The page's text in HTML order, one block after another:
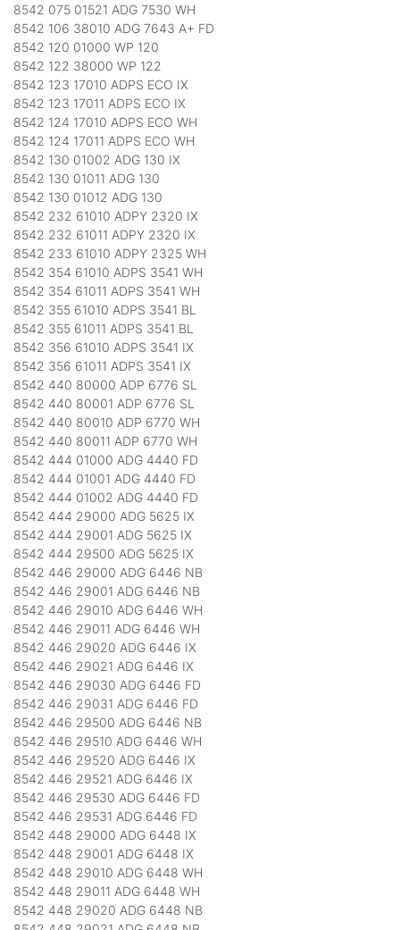
8542 075 01521 ADG 7530 WH
8542 106 38010 ADG 7643 A+ FD
8542 120 01000 WP 120
8542 122 38000 WP 122
8542 123 17010 ADPS ECO IX
8542 123 17011 ADPS ECO IX
8542 124 17010 ADPS ECO WH
8542 124 17011 ADPS ECO WH
8542 130 01002 ADG 130 IX
8542 130 01011 ADG 130
8542 130 01012 ADG 130
8542 232 61010 ADPY 2320 IX
8542 232 61011 ADPY 2320 IX
8542 233 61010 ADPY 2325 WH
8542 354 61010 ADPS 3541 WH
8542 354 61011 ADPS 3541 WH
8542 355 61010 ADPS 3541 BL
8542 355 61011 ADPS 3541 BL
8542 356 61010 ADPS 3541 IX
8542 356 61011 ADPS 3541 IX
8542 440 80000 ADP 6776 SL
8542 440 80001 ADP 6776 SL
8542 440 80010 ADP 6770 WH
8542 440 80011 ADP 6770 WH
8542 444 01000 ADG 4440 FD
8542 444 01001 ADG 4440 FD
8542 444 01002 ADG 4440 FD
8542 444 29000 ADG 5625 IX
8542 444 29001 ADG 5625 IX
8542 444 29500 ADG 5625 IX
8542 446 29000 ADG 6446 NB
8542 446 29001 ADG 6446 NB
8542 446 29010 ADG 6446 WH
8542 446 29011 ADG 6446 WH
8542 446 29020 ADG 6446 IX
8542 446 29021 ADG 6446 IX
8542 446 29030 ADG 6446 FD
8542 446 29031 ADG 6446 FD
8542 446 29500 ADG 6446 NB
8542 446 29510 ADG 6446 WH
8542 446 29520 ADG 6446 IX
8542 446 29521 ADG 6446 IX
8542 446 29530 ADG 6446 FD
8542 446 29531 ADG 6446 FD
8542 448 29000 ADG 6448 IX
8542 448 29001 ADG 6448 IX
8542 448 29010 ADG 6448 WH
8542 448 29011 ADG 6448 WH
8542 448 29020 ADG 6448 NB